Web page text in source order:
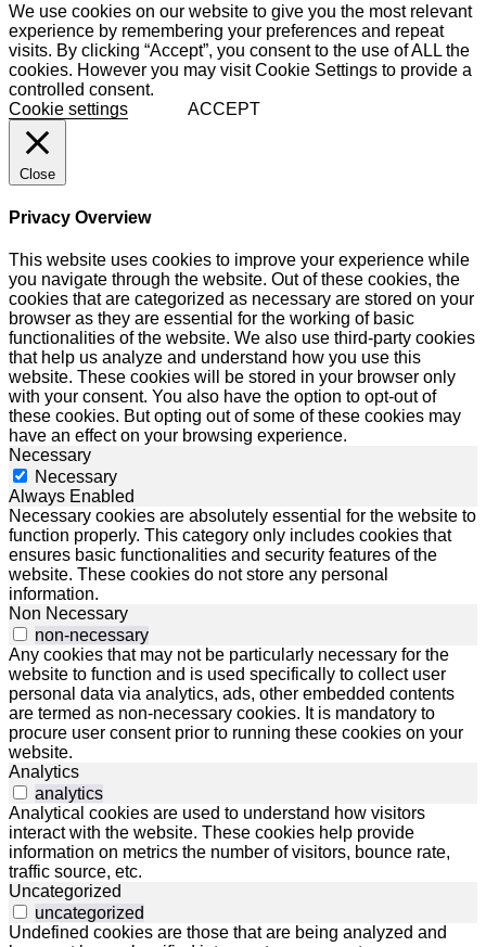
We use cookies on our website to give you the most relevant
experience by remembering your preferences and repeat
visits. By clicking “Accept”, you consent to the use of ALL the
cookies. However you may visit Cookie Settings to provide a
controlled consent.
Cookie settings
ACCEPT
Close
Privacy Overview
This website uses cookies to improve your experience while
you navigate through the website. Out of these cookies, the
cookies that are categorized as necessary are stored on your
browser as they are essential for the working of basic
functionalities of the website. We also use third-party cookies
that help us analyze and understand how you use this
website. These cookies will be stored in your browser only
with your consent. You also have the option to opt-out of
these cookies. But opting out of some of these cookies may
have an effect on your browsing experience.
Necessary
Necessary
Always Enabled
Necessary cookies are absolutely essential for the website to
function properly. This category only includes cookies that
ensures basic functionalities and security features of the
website. These cookies do not store any personal
information.
Non Necessary
non-necessary
Any cookies that may not be particularly necessary for the
website to function and is used specifically to collect user
personal data via analytics, ads, other embedded contents
are termed as non-necessary cookies. It is mandatory to
procure user consent prior to running these cookies on your
website.
Analytics
analytics
Analytical cookies are used to understand how visitors
interact with the website. These cookies help provide
information on metrics the number of visitors, bounce rate,
traffic source, etc.
Uncategorized
uncategorized
Undefined cookies are those that are being analyzed and